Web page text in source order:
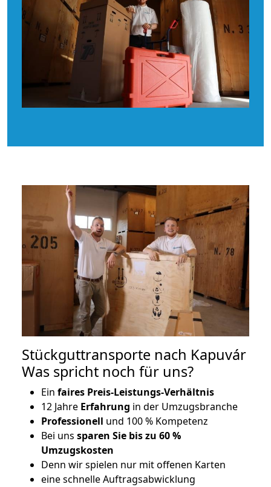
Stückguttransporte nach Kapuvár
Was spricht noch für uns?
Ein faires Preis-Leistungs-Verhältnis
12 Jahre Erfahrung in der Umzugsbranche
Professionell und 100 % Kompetenz
Bei uns sparen Sie bis zu 60 %
Umzugskosten
Denn wir spielen nur mit offenen Karten
eine schnelle Auftragsabwicklung